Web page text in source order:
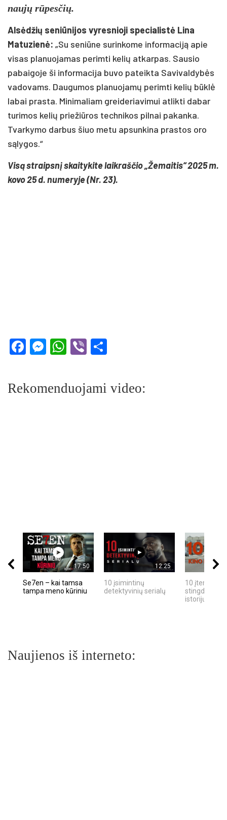
naujų rūpesčių.
Alsėdžių seniūnijos vyresnioji specialistė Lina
Matuzienė: „Su seniūne surinkome informaciją apie
visas planuojamas perimti kelių atkarpas. Sausio
pabaigoje ši informacija buvo pateikta Savivaldybės
vadovams. Daugumos planuojamų perimti kelių būklė
labai prasta. Minimaliam greideriavimui atlikti dabar
turimos kelių priežiūros technikos pilnai pakanka.
Tvarkymo darbus šiuo metu apsunkina prastos oro
sąlygos.“
Visą straipsnį skaitykite laikraščio „Žemaitis“ 2025 m.
kovo 25 d. numeryje (Nr. 23).
Facebook
Messenger
WhatsApp
Viber
Rekomenduojami video:
17:50
Se7en – kai tamsa
tampa meno kūriniu
12:25
10 įsimintinų
detektyvinių serialų
10 įtemptų,
stingdančių
istorijų
Naujienos iš interneto: